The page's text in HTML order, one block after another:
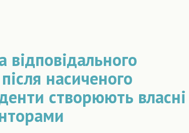
насиченого
створюють власні